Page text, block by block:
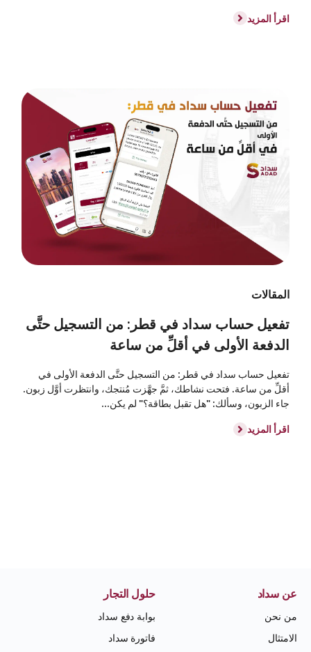
اقرأ المزيد
المقالات
تفعيل حساب سداد في قطر: من التسجيل حتَّى
الدفعة الأولى في أقلِّ من ساعة
تفعيل حساب سداد في قطر: من التسجيل حتَّى الدفعة الأولى في
أقلِّ من ساعة. فتحت نشاطك، ثمَّ جهَّزت مُنتجك، وانتظرت أوَّل زبون.
جاء الزبون، وسألك: "هل تقبل بطاقة؟" لم يكن...
اقرأ المزيد
عن سداد
من نحن
الامتثال
حلول التجار
بوابة دفع سداد
فاتورة سداد